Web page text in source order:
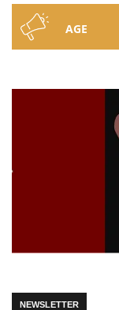
AGE
NEWSLETTER